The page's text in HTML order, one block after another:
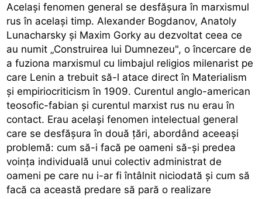
Același fenomen general se desfășura în marxismul
rus în același timp. Alexander Bogdanov, Anatoly
Lunacharsky și Maxim Gorky au dezvoltat ceea ce
au numit „Construirea lui Dumnezeu", o încercare de
a fuziona marxismul cu limbajul religios milenarist pe
care Lenin a trebuit să-l atace direct în Materialism
și empiriocriticism în 1909. Curentul anglo-american
teosofic-fabian și curentul marxist rus nu erau în
contact. Erau același fenomen intelectual general
care se desfășura în două țări, abordând aceeași
problemă: cum să-i facă pe oameni să-și predea
voința individuală unui colectiv administrat de
oameni pe care nu i-ar fi întâlnit niciodată și cum să
facă ca această predare să pară o realizare